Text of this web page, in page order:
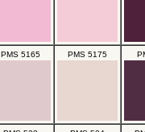
PMS 5165 PMS 5175